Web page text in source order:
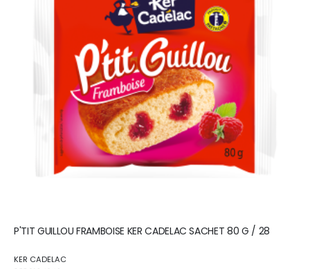
P'TIT GUILLOU FRAMBOISE KER CADELAC SACHET 80 G / 28
KER CADELAC